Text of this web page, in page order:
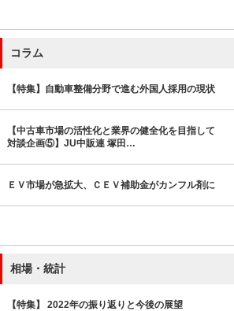
コラム
【特集】自動車整備分野で進む外国人採用の現状
【中古車市場の活性化と業界の健全化を目指して
対談企画⑤】JU中販連 塚田…
ＥＶ市場が急拡大、ＣＥＶ補助金がカンフル剤に
相場・統計
【特集】 2022年の振り返りと今後の展望